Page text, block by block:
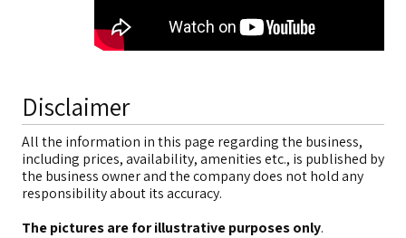
Disclaimer
All the information in this page regarding the business,
including prices, availability, amenities etc., is published by
the business owner and the company does not hold any
responsibility about its accuracy.
The pictures are for illustrative purposes only.